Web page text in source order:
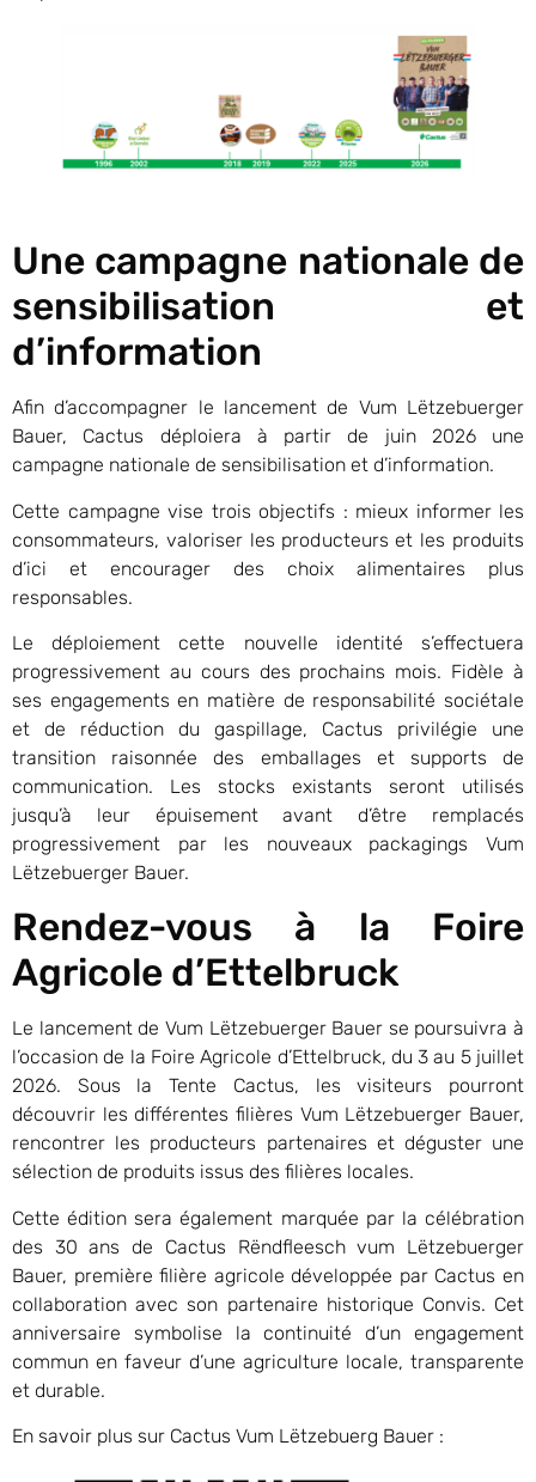
Une campagne nationale de
sensibilisation et
d’information
Afin d’accompagner le lancement de Vum Lëtzebuerger
Bauer, Cactus déploiera à partir de juin 2026 une
campagne nationale de sensibilisation et d’information.
Cette campagne vise trois objectifs : mieux informer les
consommateurs, valoriser les producteurs et les produits
d’ici et encourager des choix alimentaires plus
responsables.
Le déploiement cette nouvelle identité s’effectuera
progressivement au cours des prochains mois. Fidèle à
ses engagements en matière de responsabilité sociétale
et de réduction du gaspillage, Cactus privilégie une
transition raisonnée des emballages et supports de
communication. Les stocks existants seront utilisés
jusqu’à leur épuisement avant d’être remplacés
progressivement par les nouveaux packagings Vum
Lëtzebuerger Bauer.
Rendez-vous à la Foire
Agricole d’Ettelbruck
Le lancement de Vum Lëtzebuerger Bauer se poursuivra à
l’occasion de la Foire Agricole d’Ettelbruck, du 3 au 5 juillet
2026. Sous la Tente Cactus, les visiteurs pourront
découvrir les différentes filières Vum Lëtzebuerger Bauer,
rencontrer les producteurs partenaires et déguster une
sélection de produits issus des filières locales.
Cette édition sera également marquée par la célébration
des 30 ans de Cactus Rëndfleesch vum Lëtzebuerger
Bauer, première filière agricole développée par Cactus en
collaboration avec son partenaire historique Convis. Cet
anniversaire symbolise la continuité d’un engagement
commun en faveur d’une agriculture locale, transparente
et durable.
En savoir plus sur Cactus Vum Lëtzebuerg Bauer :